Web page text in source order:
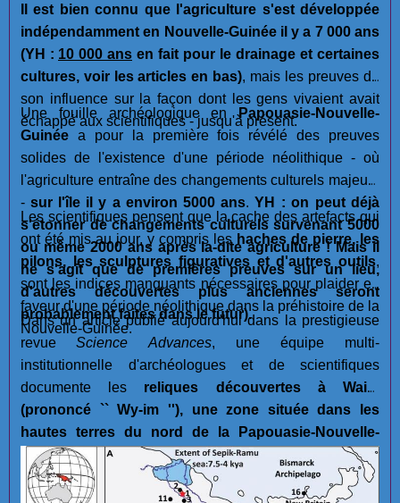
Il est bien connu que l'agriculture s'est développée
indépendamment en Nouvelle-Guinée il y a 7 000 ans
(YH : 10 000 ans en fait pour le drainage et certaines
cultures, voir les articles en bas), mais les preuves de
son influence sur la façon dont les gens vivaient avait
échappé aux scientifiques - jusqu'à présent.
Une fouille archéologique enPapouasie-Nouvelle-
Guinée a pour la première fois révélé des preuves
solides de l'existence d'une période néolithique - où
l'agriculture entraîne des changements culturels majeurs
- sur l'île il y a environ 5000 ans. YH : on peut déjà
s'étonner de changements culturels survenant 5000
ou même 2000 ans après la-dite agriculture ! Mais il
ne s'agit que de premières preuves sur un lieu,
d'autres découvertes plus anciennes seront
probablement faites dans le futur).
Les scientifiques pensent que la cache des artefacts qui
ont été mis au jour, y compris les haches de pierre, les
pilons, les sculptures figuratives et d'autres outils,
sont les indices manquants nécessaires pour plaider en
faveur d'une période néolithique dans la préhistoire de la
Nouvelle-Guinée.
Dans un article publié aujourd'hui dans la prestigieuse
revue Science Advances, une équipe multi-
institutionnelle d'archéologues et de scientifiques
documente les reliques découvertes à Waim
(prononcé `` Wy-im ''), une zone située dans les
hautes terres du nord de la Papouasie-Nouvelle-
Guinée moderne.